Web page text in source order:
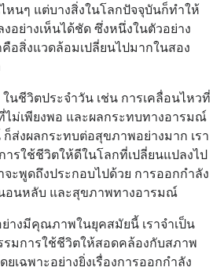
หนๆ แต่บางสิ่งในโลกปัจจุบันก็ทำให้
อย่างเห็นได้ชัด ซึ่งหนึ่งในตัวอย่าง
สิ่งแวดล้อมเปลี่ยนไปมากในสอง
นชีวิตประจำวัน เช่น การเคลื่อนไหวที่
ม่เพียงพอ และผลกระทบทางอารมณ์
ส่งผลกระทบต่อสุขภาพอย่างมาก เรา
ารใช้ชีวิตให้ดีในโลกที่เปลี่ยนแปลงไป
จะพูดถึงประกอบไปด้วย การออกกำลัง
อนหลับ และสุขภาพทางอารมณ์
างมีคุณภาพในยุคสมัยนี้ เราจำเป็น
รมการใช้ชีวิตให้สอดคล้องกับสภาพ
เฉพาะอย่างยิ่งเรื่องการออกกำลัง